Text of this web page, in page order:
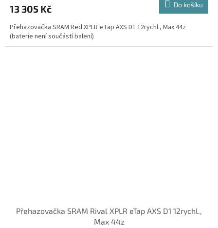
13 305 Kč Do košíku
Přehazovačka SRAM Red XPLR eTap AXS D1 12rychl., Max 44z
(baterie není součástí balení)
Přehazovačka SRAM Rival XPLR eTap AXS D1 12rychl.,
Max 44z